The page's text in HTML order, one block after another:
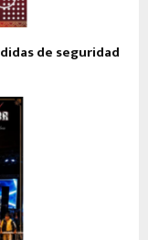
de seguridad